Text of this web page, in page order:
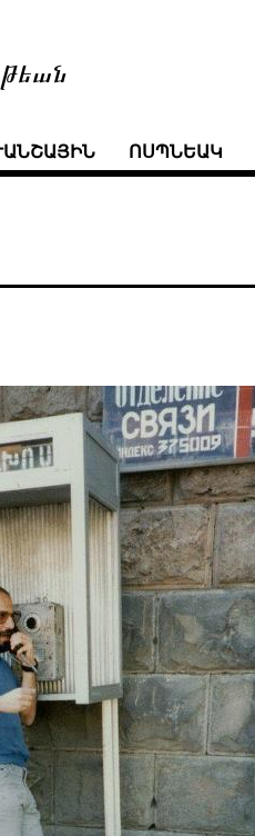
ՈՍՊՆԵԱԿ